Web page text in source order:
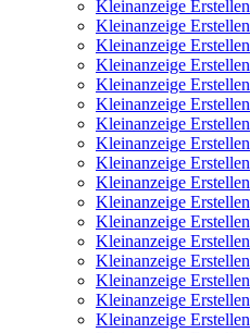
Kleinanzeige Erstellen
Kleinanzeige Erstellen
Kleinanzeige Erstellen
Kleinanzeige Erstellen
Kleinanzeige Erstellen
Kleinanzeige Erstellen
Kleinanzeige Erstellen
Kleinanzeige Erstellen
Kleinanzeige Erstellen
Kleinanzeige Erstellen
Kleinanzeige Erstellen
Kleinanzeige Erstellen
Kleinanzeige Erstellen
Kleinanzeige Erstellen
Kleinanzeige Erstellen
Kleinanzeige Erstellen
Kleinanzeige Erstellen